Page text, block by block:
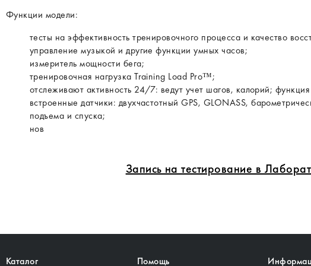
Функции модели:
тесты на эффективность тренировочного процесса и качество
управление музыкой и другие функции умных часов;
измеритель мощности бега;
тренировочная нагрузка Training Load Pro™;
отслеживают активность 24/7: ведут учет шагов, калорий;
встроенные датчики: двухчастотный GPS, GLONASS,
подъема и спуска;
нов
Запись на тестирование в
Каталог Помощь